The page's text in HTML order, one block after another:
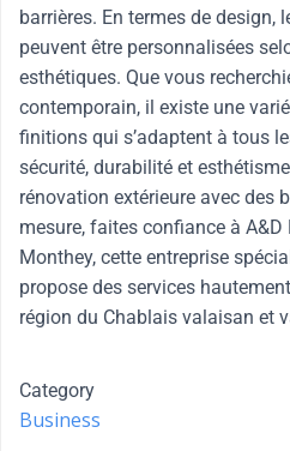
barrières. En termes de design,
peuvent être personnalisées
esthétiques. Que vous
contemporain, il existe une
finitions qui s’adaptent à tous
sécurité, durabilité et
rénovation extérieure avec des
mesure, faites confiance à A&D
Monthey, cette entreprise
propose des services
région du Chablais valaisan et
Category
Business